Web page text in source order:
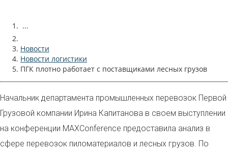
...
Новости
Новости логистики
ПГК плотно работает с поставщиками лесных грузов
Начальник департамента промышленных перевозок Первой
Грузовой компании Ирина Капитанова в своем выступлении
на конференции MAXConference предоставила анализ в
сфере перевозок пиломатериалов и лесных грузов. По